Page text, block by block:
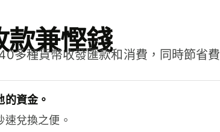
款兼慳錢
多種貨幣收發匯款和消費，同時節省費
的資金。
兌換之便。